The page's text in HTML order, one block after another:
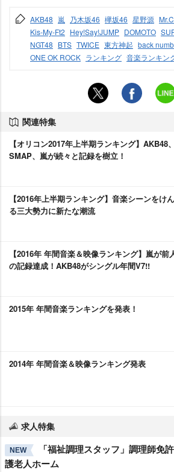
AKB48 嵐 乃木坂46 欅坂46 星野源
Kis-My-Ft2 Hey!Say!JUMP DOMOTO
NGT48 BTS TWICE 東方神起 back
ONE OK ROCK ランキング 音楽ランキン
関連特集
【オリコン2017年上半期ランキング】AKB48、
SMAP、嵐が続々と記録を樹立！
【2016年上半期ランキング】音楽シーンをけ
る三大勢力に新たな潮流
【2016年 年間音楽＆映像ランキング】嵐が前
の記録達成！AKB48がシングル年間V7!!
2015年 年間音楽ランキングを発表！
2014年 年間音楽＆映像ランキング発表
求人特集
NEW
「福祉調理スタッフ」調理師免
護老人ホーム